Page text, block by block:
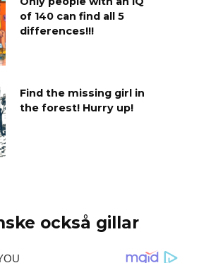
of 140 can find all 5
differences!!!
Find the missing girl in
the forest! Hurry up!
också gillar